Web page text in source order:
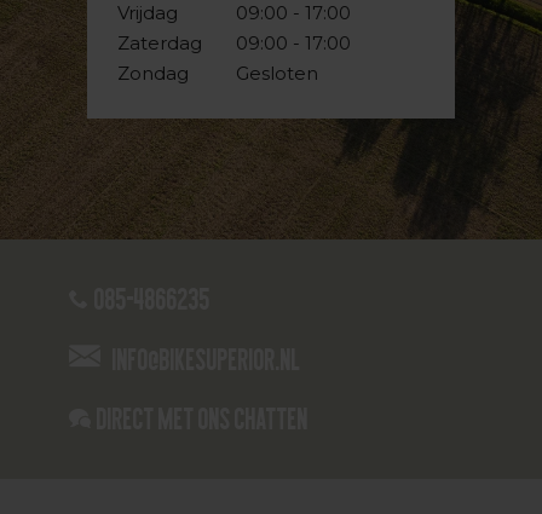
Vrijdag
Zaterdag
Zondag
09:00 - 17:00
09:00 - 17:00
Gesloten